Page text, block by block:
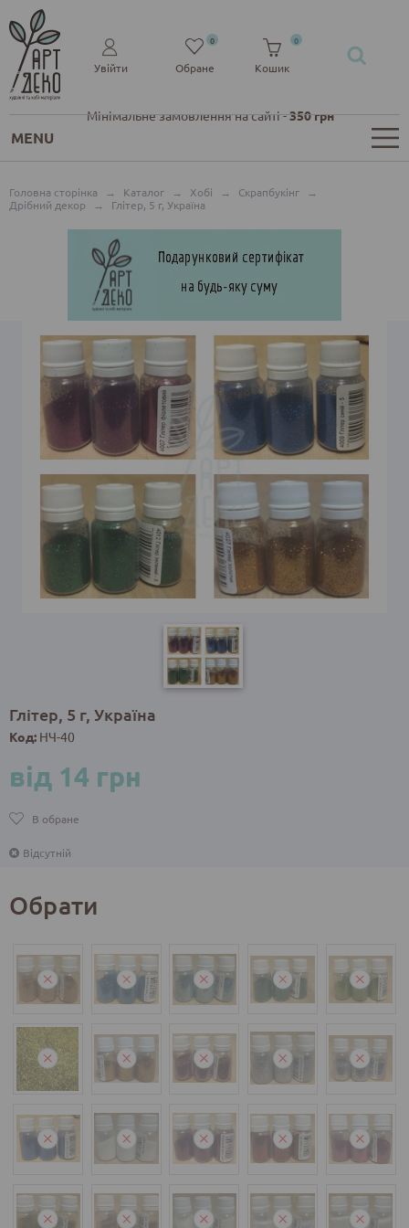
Мінімальне замовлення на сайті -350 грн
Увійти Обране
0
Кошик
0
MENU
Головна сторінка → Каталог → Хобі → Скрапбукінг
→
Дрібний декор
→ Глітер, 5 г, Україна
Глітер, 5 г, Україна
Код: НЧ-40
від 14 грн
В обране
Відсутній
Обрати